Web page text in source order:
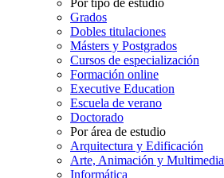
Por tipo de estudio
Grados
Dobles titulaciones
Másters y Postgrados
Cursos de especialización
Formación online
Executive Education
Escuela de verano
Doctorado
Por área de estudio
Arquitectura y Edificación
Arte, Animación y Multimedia
Informática